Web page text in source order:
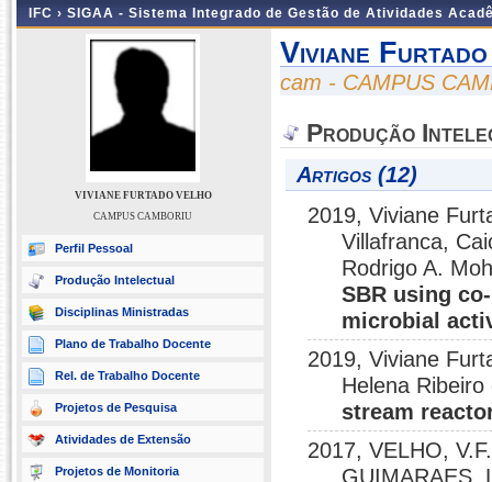
IFC › SIGAA - Sistema Integrado de Gestão de Atividades
VIVIANE FURTADO VELHO
CAMPUS CAMBORIU
Perfil Pessoal
Produção Intelectual
Disciplinas Ministradas
Plano de Trabalho Docente
Rel. de Trabalho Docente
Projetos de Pesquisa
Atividades de Extensão
Projetos de Monitoria
Viviane
cam - CAMPUS
Produção
Artigos (12)
2019, Viviane
Villafranca,
Rodrigo A.
SBR using
microbial
2019, Viviane
Helena
stream
2017, VELHO,
GUIMARAES,